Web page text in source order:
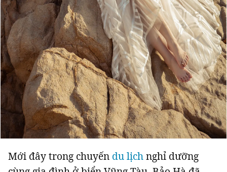
Hotline
0906 645 777
Liên hệ quảng cáo
0908 780 404
Đặt báo Quảng cáo RSS Tòa soạn Chính sách bảo
Tổng biên tập: Nguyễn Ngọc Toàn
Phó tổng biên tập: Hải Thành
Ủy viên Ban biên tập - Tổng Thư ký tòa soạn: Trần Việt Hưng
Giấy phép xuất bản số 110/GP - BTTTT cấp ngày 24.3.2020
© 2003-2026 Bản quyền thuộc về Báo Thanh Niên. Cấm sao chép
dưới mọi hình thức nếu không có sự chấp thuận bằng văn bản.
Mới đây trong chuyến du lịchnghỉ dưỡng